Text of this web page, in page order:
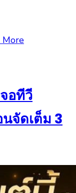
More
อทีวี
จัดเต็ม 3